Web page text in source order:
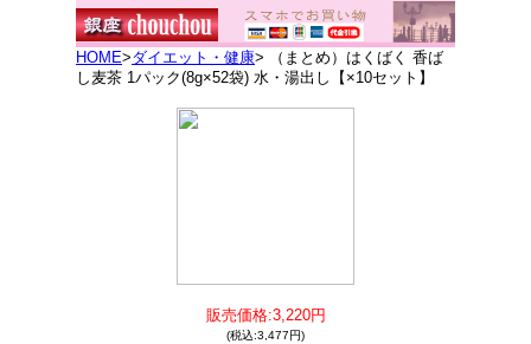
HOME>ダイエット・健康> （まとめ）はくばく 香ば
し麦茶 1パック(8g×52袋) 水・湯出し【×10セット】
販売価格:3,220円
(税込:3,477円)